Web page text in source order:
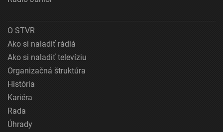
O STVR
Ako si naladiť rádiá
Ako si naladiť televíziu
Organizačná štruktúra
História
Kariéra
Rada
Úhrady